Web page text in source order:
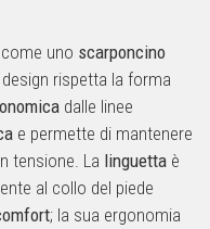
uno scarponcino
design rispetta la forma
dalle linee
e permette di mantenere
tensione. La linguetta è
al collo del piede
; la sua ergonomia